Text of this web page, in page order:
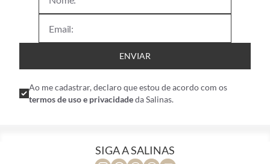
ENVIAR
Ao me cadastrar, declaro que estou de acordo com os
termos de uso e privacidadeda Salinas.
SIGA A SALINAS